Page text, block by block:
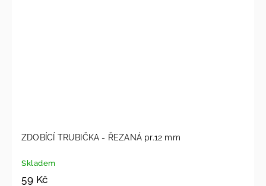
ZDOBÍCÍ TRUBIČKA - ŘEZANÁ pr.12 mm
Skladem
59 Kč